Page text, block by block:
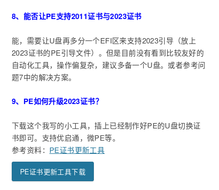
8、能否让PE支持2011证书与2023证书
能，需要让U盘再多分一个EFI区来支持2023引导（放上
2023证书的PE引导文件）。但是目前没有看到比较友好的
自动化工具，操作偏复杂，建议多备一个U盘。或者参考问
题7中的解决方案。
9、PE如何升级2023证书？
下载这个我写的小工具，插上已经制作好PE的U盘切换证
书即可。支持优启通，微PE等。
参考资料： PE证书更新工具
PE证书更新工具下载